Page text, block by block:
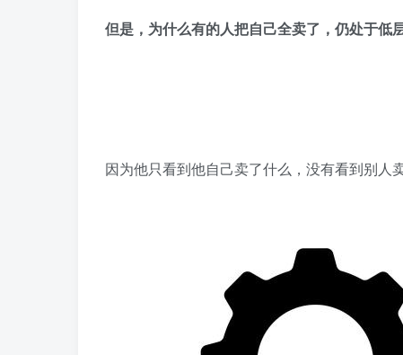
但是，为什么有的人把自己全卖了，仍处于低
因为他只看到他自己卖了什么，没有看到别人